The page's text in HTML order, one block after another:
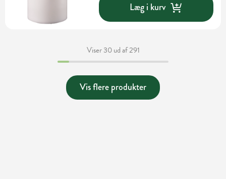
Læg i kurv
Viser 30 ud af 291
Vis flere produkter